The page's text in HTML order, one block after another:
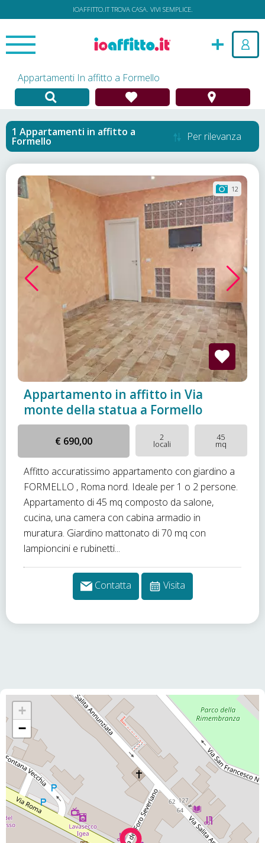
IOAFFITTO.IT TROVA CASA. VIVI SEMPLICE.
Appartamenti In affitto a Formello
Appartamenti in affitto a
Formello Per rilevanza
12
Appartamento in affitto in Via
monte della statua a Formello
€ 690,00 2
locali
45
mq
Affitto accuratissimo appartamento con giardino a
FORMELLO , Roma nord. Ideale per 1 o 2 persone.
Appartamento di 45 mq composto da salone,
cucina, una camera con cabina armadio in
muratura. Giardino mattonato di 70 mq con
lampioncini e rubinetti...
Contatta Visita
+
−